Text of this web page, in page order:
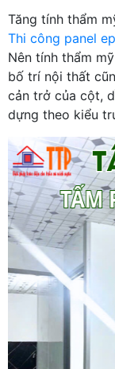
Tăng tính thẩm
Thi công panel
Nên tính thẩm
bố trí nội thất
cản trở của cột,
dựng theo kiểu